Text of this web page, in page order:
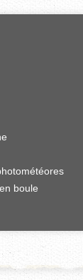
boule